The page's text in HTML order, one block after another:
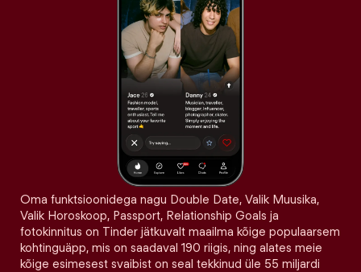
Oma funktsioonidega nagu Double Date, Valik Muusika,
Valik Horoskoop, Passport, Relationship Goals ja
fotokinnitus on Tinder jätkuvalt maailma kõige populaarsem
kohtinguäpp, mis on saadaval 190 riigis, ning alates meie
kõige esimesest svaibist on seal tekkinud üle 55 miljardi